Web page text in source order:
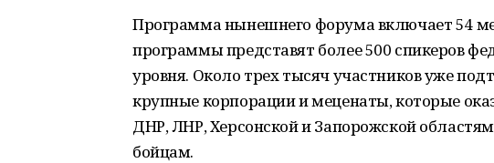
Программа нынешнего форума включает 54
программы представят более 500 спикеров
уровня. Около трех тысяч участников уже
крупные корпорации и меценаты, которые
ДНР, ЛНР, Херсонской и Запорожской
бойцам.